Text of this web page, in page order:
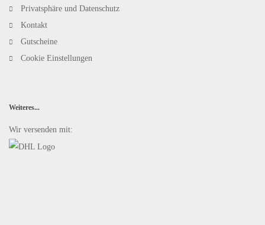
Privatsphäre und Datenschutz
Kontakt
Gutscheine
Cookie Einstellungen
Weiteres...
Wir versenden mit: